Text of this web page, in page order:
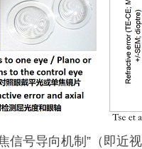
信号导向机制”（即近